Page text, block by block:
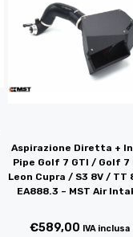
Aspirazione Diretta +
Pipe Golf 7 GTI / Golf 7
Leon Cupra / S3 8V / TT
EA888.3 – MST Air
€589,00 IVA inclusa